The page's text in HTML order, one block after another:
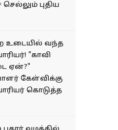
புதிய
உடையில் வந்த
"காவி
ஏன்?"
கேள்விக்கு
கொடுத்த